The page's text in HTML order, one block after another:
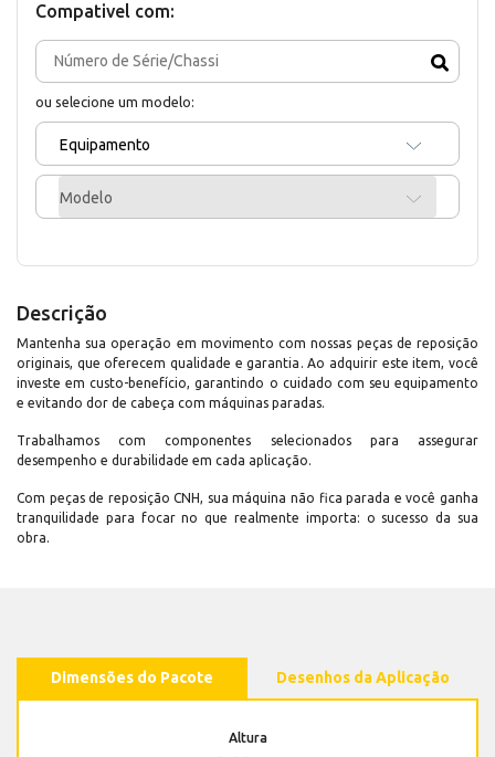
Compativel com:
ou selecione um modelo:
Equipamento
Modelo
Descrição
Mantenha sua operação em movimento com nossas peças de reposição
originais, que oferecem qualidade e garantia. Ao adquirir este item, você
investe em custo-benefício, garantindo o cuidado com seu equipamento
e evitando dor de cabeça com máquinas paradas.
Trabalhamos com componentes selecionados para assegurar
desempenho e durabilidade em cada aplicação.
Com peças de reposição CNH, sua máquina não fica parada e você ganha
tranquilidade para focar no que realmente importa: o sucesso da sua
obra.
Dimensões do Pacote Desenhos da Aplicação
Altura